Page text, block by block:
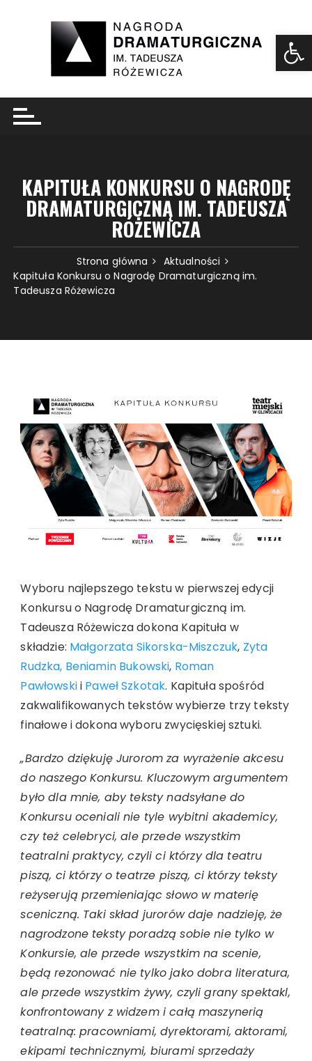
KAPITUŁA KONKURSU O NAGRODĘ
DRAMATURGICZNĄ IM. TADEUSZA
RÓŻEWICZA
Strona główna
Aktualności
Kapituła Konkursu o Nagrodę Dramaturgiczną im.
Tadeusza Różewicza
Wyboru najlepszego tekstu w pierwszej edycji
Konkursu o Nagrodę Dramaturgiczną im.
Tadeusza Różewicza dokona Kapituła w
składzie: Małgorzata Sikorska-Miszczuk, Zyta
Rudzka, Beniamin Bukowski, Roman
Pawłowskii Paweł Szkotak. Kapituła spośród
zakwalifikowanych tekstów wybierze trzy teksty
finałowe i dokona wyboru zwycięskiej sztuki.
„Bardzo dziękuję Jurorom za wyrażenie akcesu
do naszego Konkursu. Kluczowym argumentem
było dla mnie, aby teksty nadsyłane do
Konkursu oceniali nie tyle wybitni akademicy,
czy też celebryci, ale przede wszystkim
teatralni praktycy, czyli ci którzy dla teatru
piszą, ci którzy o teatrze piszą, ci którzy teksty
reżyserują przemieniając słowo w materię
sceniczną. Taki skład jurorów daje nadzieję, że
nagrodzone teksty poradzą sobie nie tylko w
Konkursie, ale przede wszystkim na scenie,
będą rezonować nie tylko jako dobra literatura,
ale przede wszystkim żywy, czyli grany spektakl,
konfrontowany z widzem i całą maszynerią
teatralną: pracowniami, dyrektorami, aktorami,
ekipami technicznymi, biurami sprzedaży